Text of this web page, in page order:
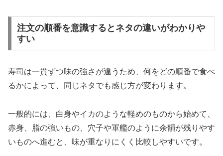
注文の順番を意識するとネタの違いがわかりや
すい
寿司は一貫ずつ味の強さが違うため、何をどの順番で食べ
るかによって、同じネタでも感じ方が変わります。
一般的には、白身やイカのような軽めのものから始めて、
赤身、脂の強いもの、穴子や軍艦のように余韻が残りやす
いものへ進むと、味が重なりにくく比較しやすいです。